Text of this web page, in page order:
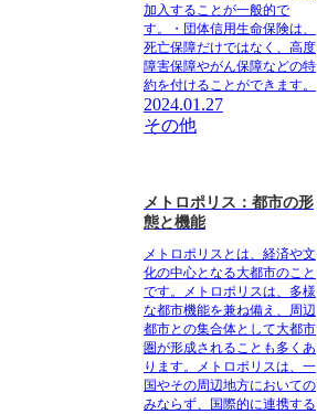
加入することが一般的で
す。・団体信用生命保険は、
死亡保障だけではなく、高度
障害保障やがん保障などの特
約を付けることができます。
2024.01.27
その他
メトロポリス：都市の形
態と機能
メトロポリス とは、経済や文
化の中心となる大都市のこと
です。
メトロポリスは、多様
な都市機能を兼ね備え、周辺
都市との集合体として大都市
圏が形成されることも多くあ
ります。
メトロポリスは、一
国やその周辺地方においての
みならず、国際的に連携する